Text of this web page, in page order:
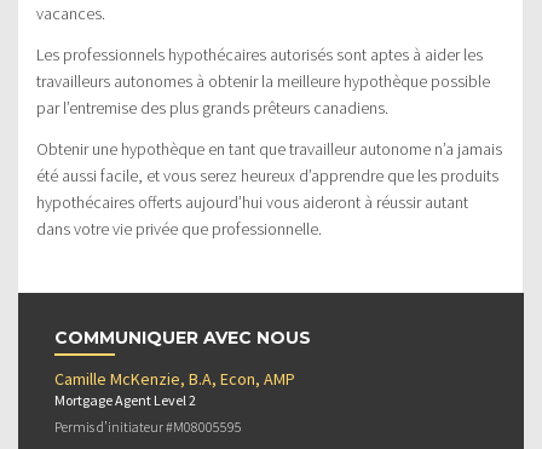
vacances.
Les professionnels hypothécaires autorisés sont aptes à aider les
travailleurs autonomes à obtenir la meilleure hypothèque possible
par l’entremise des plus grands prêteurs canadiens.
Obtenir une hypothèque en tant que travailleur autonome n’a jamais
été aussi facile, et vous serez heureux d’apprendre que les produits
hypothécaires offerts aujourd’hui vous aideront à réussir autant
dans votre vie privée que professionnelle.
COMMUNIQUER AVEC NOUS
Camille McKenzie, B.A, Econ, AMP
Mortgage Agent Level 2
Permis d’initiateur #M08005595